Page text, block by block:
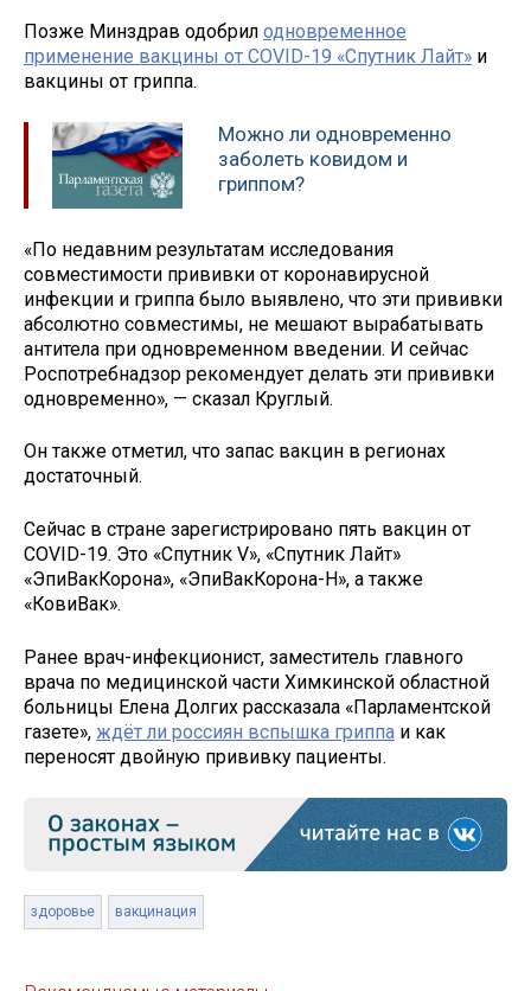
Позже Минздрав одобрил одновременное
применение вакцины от COVID-19 «Спутник Лайт» и
вакцины от гриппа.
Можно ли одновременно
заболеть ковидом и
гриппом?
«По недавним результатам исследования
совместимости прививки от коронавирусной
инфекции и гриппа было выявлено, что эти прививки
абсолютно совместимы, не мешают вырабатывать
антитела при одновременном введении. И сейчас
Роспотребнадзор рекомендует делать эти прививки
одновременно», — сказал Круглый.
Он также отметил, что запас вакцин в регионах
достаточный.
Сейчас в стране зарегистрировано пять вакцин от
COVID-19. Это «Спутник V», «Спутник Лайт»
«ЭпиВакКорона», «ЭпиВакКорона-Н», а также
«КовиВак».
Ранее врач-инфекционист, заместитель главного
врача по медицинской части Химкинской областной
больницы Елена Долгих рассказала «Парламентской
газете», ждёт ли россиян вспышка гриппа и как
переносят двойную прививку пациенты.
здоровье вакцинация